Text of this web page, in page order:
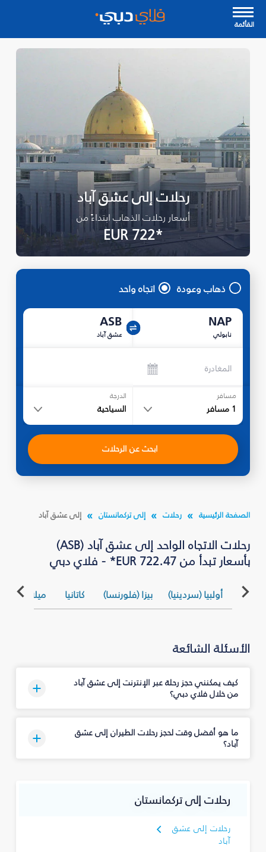
القأئمة
رحلات إلى عشق آباد
أسعار رحلات الذهاب ابتداءً من
*EUR 722
ذهاب وعودة اتجاه واحد
NAP
نابولي
ASB
عشق آباد
المغادرة
مسافر
1 مسافر
الدرجة
السياحية
ابحث عن الرحلات
الصفحة الرئيسية رحلات إلى تركمانستان إلى عشق آباد
رحلات الاتجاه الواحد إلى عشق آباد (ASB)
بأسعار تبدأ من EUR 722.47* - فلاي دبي
أولبيا (سردينيا) بيزا (فلورنسا) كاتانيا ميلان
الأسئلة الشائعة
كيف يمكنني حجز رحلة عبر الإنترنت إلى عشق آباد
من خلال فلاي دبي؟
ما هو أفضل وقت لحجز رحلات الطيران إلى عشق
آباد؟
رحلات إلى تركمانستان
رحلات إلى عشق
آباد